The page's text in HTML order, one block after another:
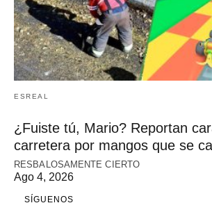
ESREAL
¿Fuiste tú, Mario? Reportan
carretera por mangos que se
RESBALOSAMENTE CIERTO
Ago 4, 2026
SÍGUENOS